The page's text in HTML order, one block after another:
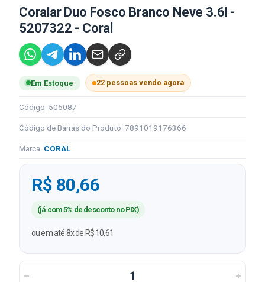
Coralar Duo Fosco Branco Neve 3.6l -
5207322 - Coral
Em Estoque 22 pessoas vendo agora
Código: 505087
Código de Barras do Produto: 7891019176366
Marca: CORAL
R$ 80,66
(já com 5% de desconto no PIX)
ou em até 8x de R$ 10,61